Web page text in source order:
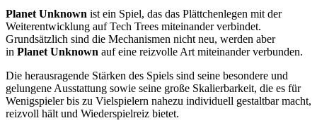
Planet Unknown ist ein Spiel, das das Plättchenlegen mit der
Weiterentwicklung auf Tech Trees miteinander verbindet.
Grundsätzlich sind die Mechanismen nicht neu, werden aber
in Planet Unknown auf eine reizvolle Art miteinander verbunden.
Die herausragende Stärken des Spiels sind seine besondere und
gelungene Ausstattung sowie seine große Skalierbarkeit, die es für
Wenigspieler bis zu Vielspielern nahezu individuell gestaltbar macht,
reizvoll hält und Wiederspielreiz bietet.